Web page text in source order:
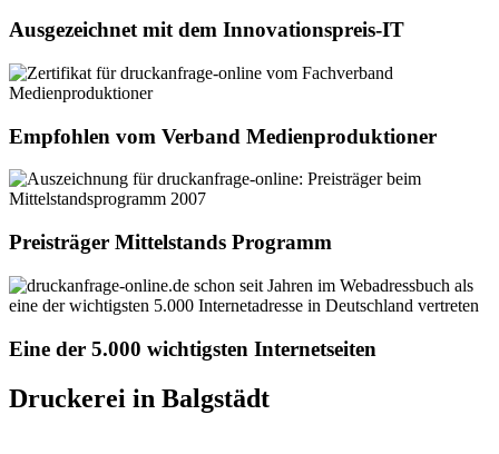
Ausgezeichnet mit dem Innovationspreis-IT
Empfohlen vom Verband Medienproduktioner
Preisträger Mittelstands Programm
Eine der 5.000 wichtigsten Internetseiten
Druckerei in Balgstädt